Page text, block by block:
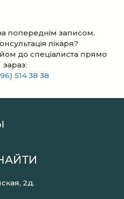
попереднім записом.
лікаря?
до спеціалиста прямо
зараз:
514 38 38
2д.